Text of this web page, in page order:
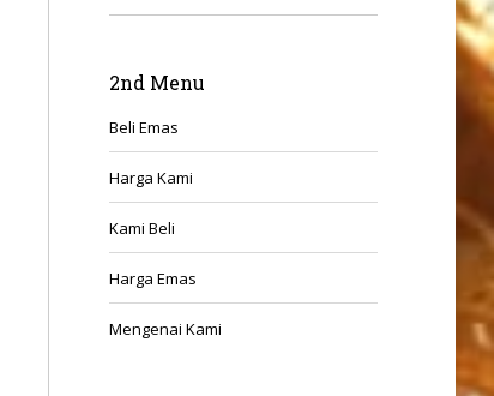
2nd Menu
Beli Emas
Harga Kami
Kami Beli
Harga Emas
Mengenai Kami